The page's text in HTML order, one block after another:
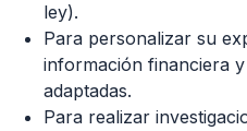
ley).
Para personalizar su
información financiera
adaptadas.
Para realizar